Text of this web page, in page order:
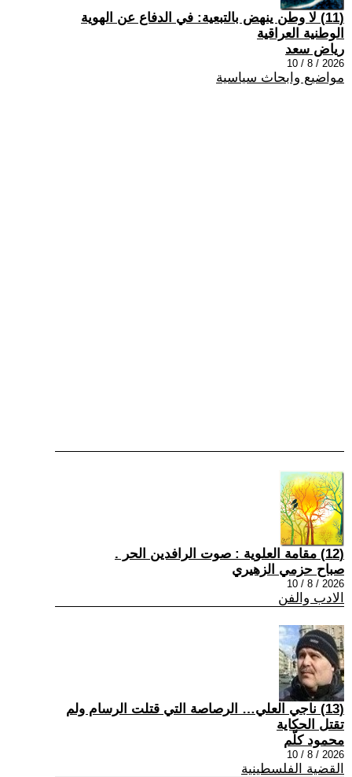
(11) لا وطن ينهض بالتبعية: في الدفاع عن الهوية
الوطنية العراقية
رياض سعد
2026 / 8 / 10
مواضيع وابحاث سياسية
(12) مقامة العلوية : صوت الرافدين الحر .
صباح حزمي الزهيري
2026 / 8 / 10
الادب والفن
(13) ناجي العلي… الرصاصة التي قتلت الرسام ولم
تقتل الحكاية
محمود كلّم
2026 / 8 / 10
القضية الفلسطينية